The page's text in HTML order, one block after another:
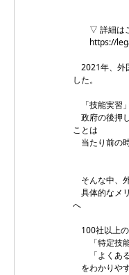
▽ 詳細は
https://
2021年、外
した。
「技能実習
政府の後押
ことは
当たり前の
そんな中、
具体的なメ
へ
100社以上
「特定技能
「よくある
をわかりや